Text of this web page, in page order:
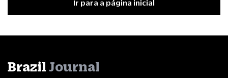
Ir para a página inicial
Brazil Journal